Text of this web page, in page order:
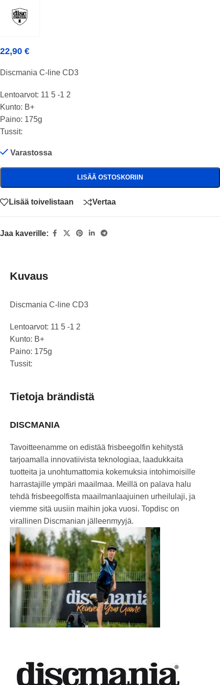
22,90 €
Discmania C-line CD3
Lentoarvot: 11 5 -1 2
Kunto: B+
Paino: 175g
Tussit:
Varastossa
LISÄÄ OSTOSKORIIN
Lisää toivelistaan Vertaa
Jaa kaverille:
Kuvaus
Discmania C-line CD3
Lentoarvot: 11 5 -1 2
Kunto: B+
Paino: 175g
Tussit:
Tietoja brändistä
DISCMANIA
Tavoitteenamme on edistää frisbeegolfin kehitystä
tarjoamalla innovatiivista teknologiaa, laadukkaita
tuotteita ja unohtumattomia kokemuksia intohimoisille
harrastajille ympäri maailmaa. Meillä on palava halu
tehdä frisbeegolfista maailmanlaajuinen urheilulaji, ja
viemme sitä uusiin maihin joka vuosi. Topdisc on
virallinen Discmanian jälleenmyyjä.